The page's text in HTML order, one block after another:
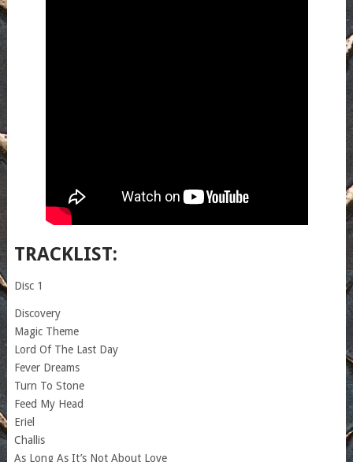
TRACKLIST:
Disc 1
Discovery
Magic Theme
Lord Of The Last Day
Fever Dreams
Turn To Stone
Feed My Head
Eriel
Challis
As Long As It’s Not About Love